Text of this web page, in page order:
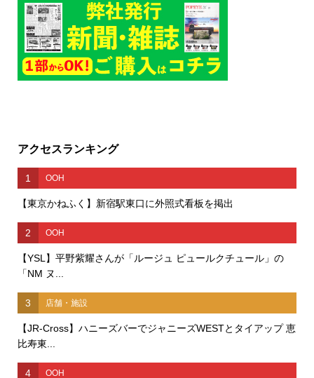
アクセスランキング
1 OOH
【東京かねふく】新宿駅東口に外照式看板を掲出
2 OOH
【YSL】平野紫耀さんが「ルージュ ピュールクチュール」の
「NM ヌ...
3 店舗・施設
【JR-Cross】ハニーズバーでジャニーズWESTとタイアップ 恵
比寿東...
4 OOH